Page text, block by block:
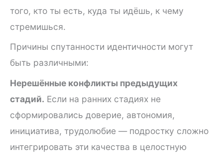
того, кто ты есть, куда ты идёшь, к чему
стремишься.
Причины спутанности идентичности могут
быть различными:
Нерешённые конфликты предыдущих
стадий. Если на ранних стадиях не
сформировались доверие, автономия,
инициатива, трудолюбие — подростку сложно
интегрировать эти качества в целостную